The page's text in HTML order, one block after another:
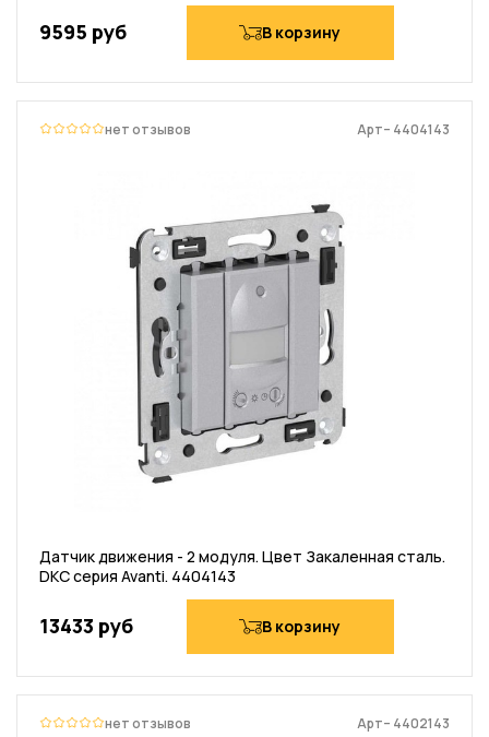
9595 руб В корзину
нет отзывов Арт– 4404143
Датчик движения - 2 модуля. Цвет Закаленная сталь.
DKC серия Avanti. 4404143
13433 руб В корзину
нет отзывов Арт– 4402143